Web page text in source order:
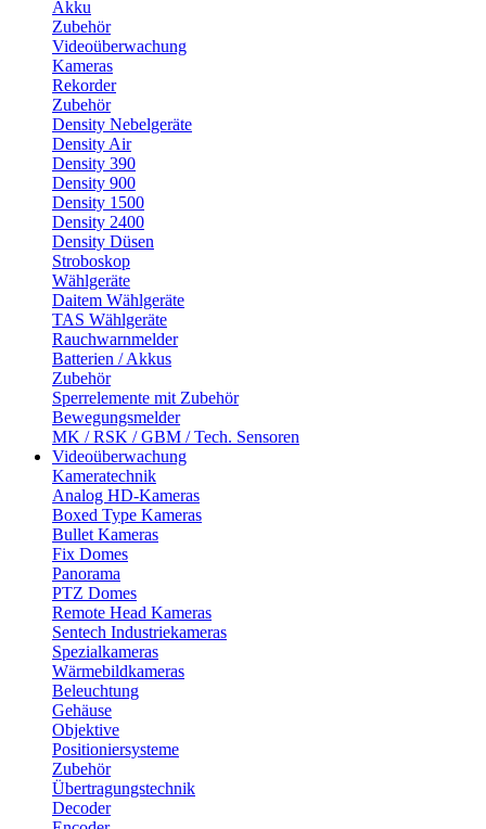
Akku
Zubehör
Videoüberwachung
Kameras
Rekorder
Zubehör
Density Nebelgeräte
Density Air
Density 390
Density 900
Density 1500
Density 2400
Density Düsen
Stroboskop
Wählgeräte
Daitem Wählgeräte
TAS Wählgeräte
Rauchwarnmelder
Batterien / Akkus
Zubehör
Sperrelemente mit Zubehör
Bewegungsmelder
MK / RSK / GBM / Tech. Sensoren
Videoüberwachung
Kameratechnik
Analog HD-Kameras
Boxed Type Kameras
Bullet Kameras
Fix Domes
Panorama
PTZ Domes
Remote Head Kameras
Sentech Industriekameras
Spezialkameras
Wärmebildkameras
Beleuchtung
Gehäuse
Objektive
Positioniersysteme
Zubehör
Übertragungstechnik
Decoder